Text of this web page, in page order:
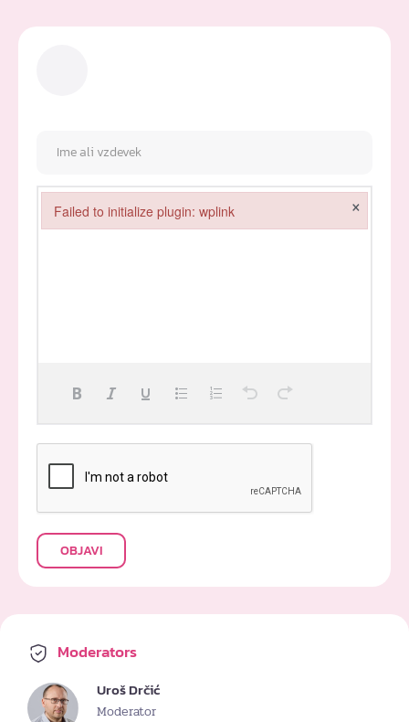
OBJAVI
Moderators
Uroš Drčić
Moderator
Failed to initialize plugin: wplink ×
Failed to initialize plugin: wplink